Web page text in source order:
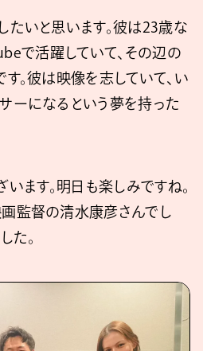
たいと思います。彼は23歳な
で活躍していて、その辺の
。彼は映像を志していて、い
ーになるという夢を持った
います。明日も楽しみですね。
監督の清水康彦さんでし
た。